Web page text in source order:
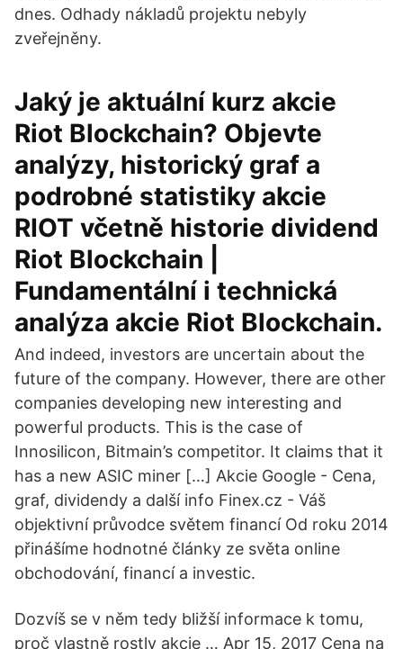
dnes. Odhady nákladů projektu nebyly
zveřejněny.
Jaký je aktuální kurz akcie
Riot Blockchain? Objevte
analýzy, historický graf a
podrobné statistiky akcie
RIOT včetně historie dividend
Riot Blockchain |
Fundamentální i technická
analýza akcie Riot Blockchain.
And indeed, investors are uncertain about the
future of the company. However, there are other
companies developing new interesting and
powerful products. This is the case of
Innosilicon, Bitmain’s competitor. It claims that it
has a new ASIC miner […] Akcie Google - Cena,
graf, dividendy a další info Finex.cz - Váš
objektivní průvodce světem financí Od roku 2014
přinášíme hodnotné články ze světa online
obchodování, financí a investic.
Dozvíš se v něm tedy bližší informace k tomu,
proč vlastně rostly akcie … Apr 15, 2017 Cena na